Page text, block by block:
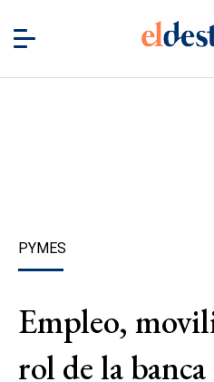
PYMES
Empleo,
rol de la